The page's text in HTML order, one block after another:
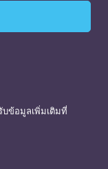
บข้อมูลเพิ่มเติมที่